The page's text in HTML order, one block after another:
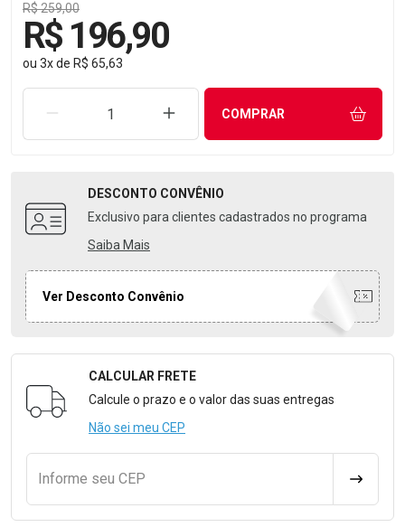
R$ 259,00
R$ 196,90
ou 3xde R$ 65,63
REMOVER UMA UNIDADEAUMENTAR UMA UNIDADE
COMPRAR
DESCONTO CONVÊNIO
Exclusivo para clientes cadastrados no programa
Saiba Mais
Ver Desconto Convênio
Formulário para Calcular o Frete
CALCULAR FRETE
Calcule o prazo e o valor das suas entregas
Não sei meu CEP
Informe seu CEP